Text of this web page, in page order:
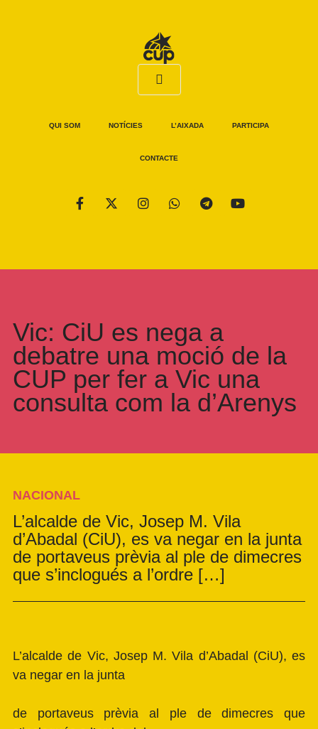
QUI SOM NOTÍCIES L’AIXADA PARTICIPA
CONTACTE
Vic: CiU es nega a
debatre una moció de la
CUP per fer a Vic una
consulta com la d’Arenys
NACIONAL
L’alcalde de Vic, Josep M. Vila
d’Abadal (CiU), es va negar en la junta
de portaveus prèvia al ple de dimecres
que s’inclogués a l’ordre […]
L’alcalde de Vic, Josep M. Vila d’Abadal (CiU), es
va negar en la junta
de portaveus prèvia al ple de dimecres que